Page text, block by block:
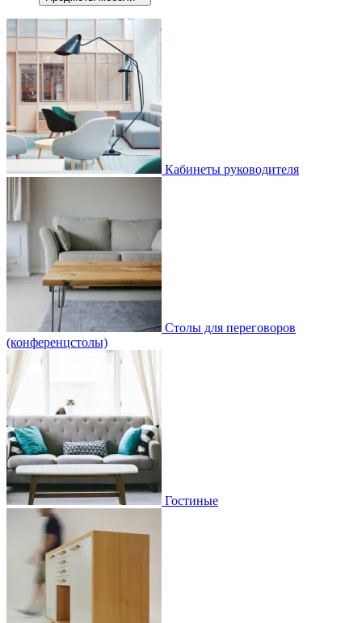
Кабинеты руководителя
Столы для переговоров
(конференцстолы)
Гостиные